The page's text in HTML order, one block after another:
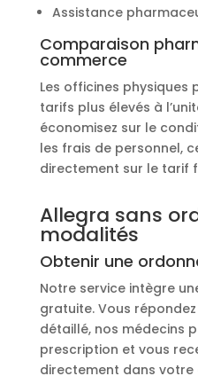
Assistance
Comparaison
commerce
Les officines physiques
tarifs plus élevés à
économisez sur le
les frais de personnel,
directement sur le tarif
Allegra sans
modalités
Obtenir une
Notre service intègre
gratuite. Vous
détaillé, nos médecins
prescription et vous
directement dans votre